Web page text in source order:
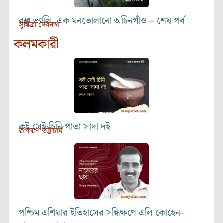
রঞ্জু ভ্যালি, এক মনভোলানো অচিনগাঁও – শেষ পর্ব
সুমিত্রা দেবনাথ
কলমকারী
কই সেই চিনি পাতা সাদা দই
রূপায়ণ ভট্টাচার্য
পশ্চিম এশিয়ার ইতিহাসের সন্ধিক্ষণে এলি কোহেন-